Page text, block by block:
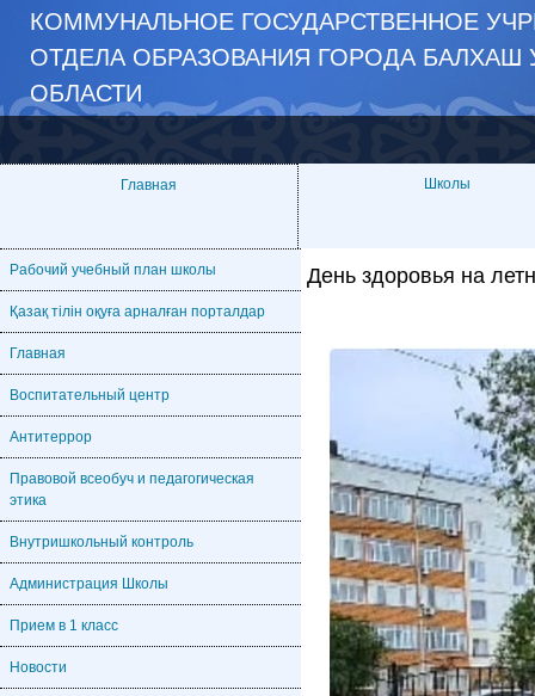
КОММУНАЛЬНОЕ ГОСУДАРСТВЕННОЕ
ОТДЕЛА ОБРАЗОВАНИЯ ГОРОДА БАЛХАШ
ОБЛАСТИ
Главная Школы
Рабочий учебный план школы
Қазақ тілін оқуға арналған порталдар
Главная
Воспитательный центр
Антитеррор
Правовой всеобуч и педагогическая
этика
Внутришкольный контроль
Администрация Школы
Прием в 1 класс
Новости
День здоровья на